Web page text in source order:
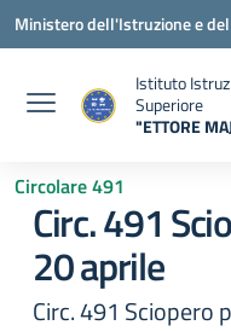
Vai ai contenuti
Vai al menu di navigazione
Vai al footer
Ministero dell'Istruzione e
Istituto
Superiore
"ETTORE
Circolare 491
Circ. 491
20 aprile
Circ. 491 Sciopero